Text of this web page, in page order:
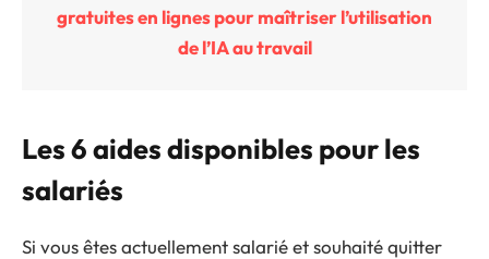
gratuites en lignes pour maîtriser l’utilisation
de l’IA au travail
Les 6 aides disponibles pour les
salariés
Si vous êtes actuellement salarié et souhaité quitter